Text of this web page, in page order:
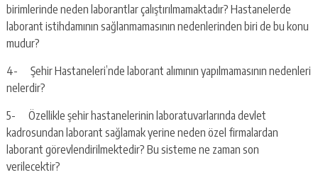
birimlerinde neden laborantlar çalıştırılmamaktadır? Hastanelerde
laborant istihdamının sağlanmamasının nedenlerinden biri de bu konu
mudur?
4- Şehir Hastaneleri’nde laborant alımının yapılmamasının nedenleri
nelerdir?
5- Özellikle şehir hastanelerinin laboratuvarlarında devlet
kadrosundan laborant sağlamak yerine neden özel firmalardan
laborant görevlendirilmektedir? Bu sisteme ne zaman son
verilecektir?